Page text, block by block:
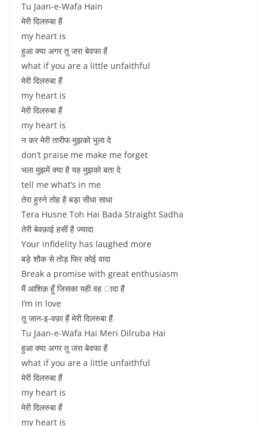
Tu Jaan-e-Wafa Hain
मेरी दिलरुबा हैं
my heart is
हुआ क्या अगर तू जरा बेवफा हैं
what if you are a little unfaithful
मेरी दिलरुबा हैं
my heart is
मेरी दिलरुबा हैं
my heart is
न कर मेरी तारीफ मुझको भुला दे
don’t praise me make me forget
भला मुझमें क्या है यह मुझको बता दे
tell me what’s in me
तेरा हुस्ने तोह है बड़ा सीधा साधा
Tera Husne Toh Hai Bada Straight Sadha
तेरी बेवफ़ाई हसीं है ज्यादा
Your infidelity has laughed more
बड़े शौक से तोड़ फिर कोई वादा
Break a promise with great enthusiasm
मैं आशिक़ हूँ जिसका यही वह ादा हैं
I’m in love
तू जान-इ-वफ़ा हैं मेरी दिलरुबा हैं
Tu Jaan-e-Wafa Hai Meri Dilruba Hai
हुआ क्या अगर तू जरा बेवफा हैं
what if you are a little unfaithful
मेरी दिलरुबा हैं
my heart is
मेरी दिलरुबा हैं
my heart is